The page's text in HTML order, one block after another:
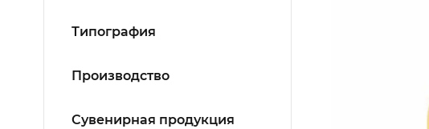
Типография
Производство
Сувенирная продукция